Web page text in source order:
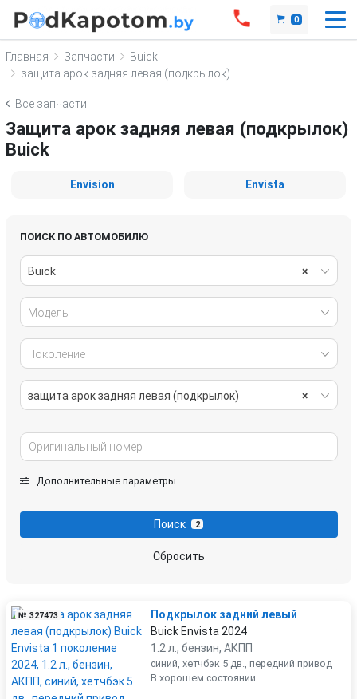
0
Главная Запчасти
Buick
защита арок задняя левая (подкрылок)
Все запчасти
Защита арок задняя левая (подкрылок)
Buick
Envision Envista
ПОИСК ПО АВТОМОБИЛЮ
×
Buick
Модель
Поколение
×
защита арок задняя левая (подкрылок)
Дополнительные параметры
Поиск 2
Сбросить
№ 327473
Подкрылок задний левый
Buick Envista 2024
1.2 л., бензин, АКПП
синий, хетчбэк 5 дв., передний привод
В хорошем состоянии.